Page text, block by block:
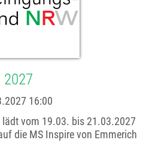
2027
16:00
lädt vom 19.03. bis 21.03.2027
die MS Inspire von Emmerich